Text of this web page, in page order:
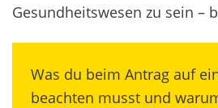
Gesundheitswesen zu sein –
Was du beim Antrag auf
beachten musst und